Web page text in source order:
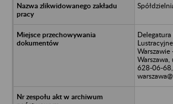
Warszawie
628-06-